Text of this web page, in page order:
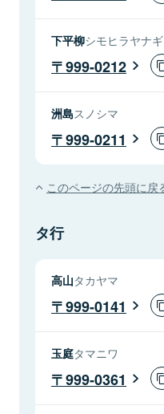
下平柳シモヒラヤナギ
999-0212
洲島スノシマ
999-0211
このページの先頭に戻
タ行
高山タカヤマ
999-0141
玉庭タマニワ
999-0361